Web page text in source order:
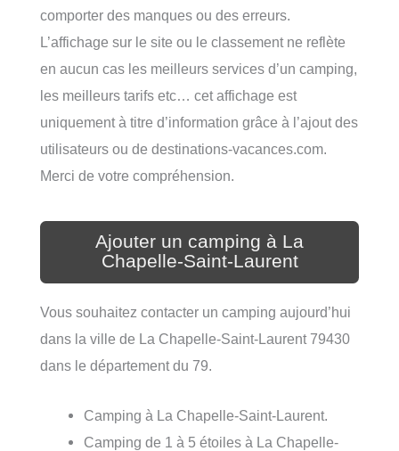
comporter des manques ou des erreurs.
L’affichage sur le site ou le classement ne reflète
en aucun cas les meilleurs services d’un camping,
les meilleurs tarifs etc… cet affichage est
uniquement à titre d’information grâce à l’ajout des
utilisateurs ou de destinations-vacances.com.
Merci de votre compréhension.
Ajouter un camping à La
Chapelle-Saint-Laurent
Vous souhaitez contacter un camping aujourd’hui
dans la ville de La Chapelle-Saint-Laurent 79430
dans le département du 79.
Camping à La Chapelle-Saint-Laurent.
Camping de 1 à 5 étoiles à La Chapelle-